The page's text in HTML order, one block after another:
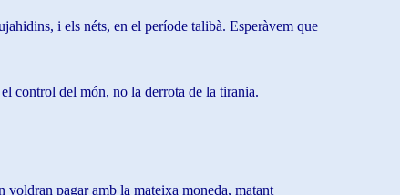
i els néts, en el període talibà. Esperàvem que
control del món, no la derrota de la tirania.
pagar amb la mateixa moneda, matant